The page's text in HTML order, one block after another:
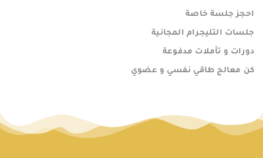
احجز جلسة خاصة
جلسات التليجرام المجانية
دورات و تأملات مدفوعة
كن معالج طاقي نفسي و عضوي